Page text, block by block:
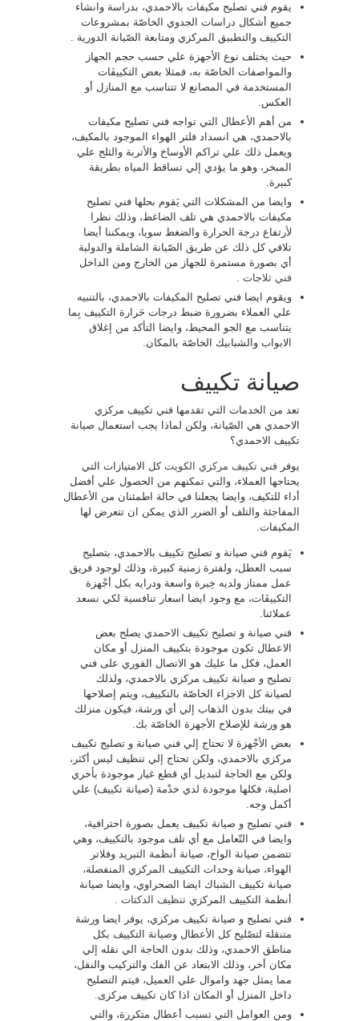
يقوم فني تصليح مكيفات بالاحمدي، بدراسة وانشاء
جميع أشكال دراسات الجدوي الخاصّة بمشروعات
التكييف والتطبيق المركزي ومتابعة الصّيانة الدورية .
حيث يختلف نوع الأجهزة علي حسب حجم الجهاز
والمواصفات الخاصّة به، فمثلا بعض التكييفَات
المستخدمة في المصانع لا تتناسب مع المنازل أو
العكس.
من أهم الأعطال التي تواجه فني تصليح مكيفات
بالاحمدي، هي انسداد فلتر الهواء الموجود بالمكيف،
ويعمل ذلك علي تراكم الأوساخ والأتربة والثلج علي
المبخر، وهو ما يؤدي إلي تساقط المياه بطريقة
كبيرة.
وايضا من المشكلات التي يَقوم بحلها فني تصليح
مكيفات بالاحمدي هي تلف الضاغط، وذلك نظرا
لأرتفاع درجة الحرارة والضغط سويا، ويمكننا أيضا
تلافي كل ذلك عن طريق الصّيانة الشاملة والدولية
أي بصورة مستمرة للجهاز من الخارج ومن الداخل
فني ثلاجات
ويقوم ايضا فني تصليح المكيفات بالاحمدي، بالتنبيه
علي العملاء بضرورة ضبط درجات حَرارة التكييف بِما
يتناسب مع الجو المحيط، وايضا التأكد من إغلاق
الابواب والشبابيك الخاصّة بالمكان.
صيانة تكييف
تعد من الخدمات التي تقدمها فني تكييف مركزي
الاحمدي هي الصّيانة، ولكن لماذا يجب استعمال صيانة
تكييف الاحمدي؟
يوفر فني تكييف مركزي الكويت كل الامتيازات التي
يحتاجها العملاء، والتي تمكنهم من الحصول علي أفضل
أداء للتكيف، وايضا يجعلنا في حالة اطمئنان من الأعطال
المفاجئة والتلف أو الضرر الذي يمكن ان تتعرض لها
المكيفات.
يَقوم فني صيانة و تصليح تكييف بالاحمدي، بتصليح
سبب العطل، ولفترة زمنية كبيرة، وذلك لوجود فريق
عمل ممتاز ولديه خِبرة واسعة ودرايه بكل أجْهزة
التكييفَات، مع وجود ايضا اسعار تنافسية لكي نسعد
عملائنا.
فني صيانة و تصليح تكييف الاحمدي يصلح بعض
الاعطال تكون موجودة بتكييف المنزل أو مكان
العمل، فكل ما عليك هو الاتصال الفوري على فني
تصليح و صيانة تكييف مركزي بالاحمدي، ولذلك
لصيانة كل الاجزاء الخاصّة بالتكييف، ويتم إصلاحها
في بيتك بدون الذهاب إلي أي ورشة، فيكون منزلك
هو ورشة للإصلاح الأجهزة الخاصّة بك.
بعض الأجْهزة لا تحتاج إلي فني صيانة و تصليح تكييف
مركزي بالاحمدي، ولكن تحتاج إلي تنظيف ليس أكثر،
ولكن مع الحاجة لتبديل أي قطع غيار موجودة بأخري
اصلية، فكلها موجودة لدي خدْمة (صيانة تكييف) علي
أكمل وجه.
فني تصليح و صيانة تكييف يعمل بصورة احترافية،
وايضا في التّعامل مع أي تلف موجود بالتكييف، وهي
تتضمن صيانة الواح، صيانة أنظمة التبريد وفلاتر
الهواء، صيانة وحدات التكييف المركزي المنفصلة،
صيانة تكييف الشباك ايضا الصحراوي، وايضا صيانة
أنظمة التكييف المركزي تنظيف الدكتات
فني تصليح و صيانة تكييف مركزي، يوفر ايضا ورشة
متنقلة لتصْليح كل الأعطال وصيانة التكييف بكل
مناطق الاحمدي، وذلك بدون الحاجة الي نقله إلي
مكان أخر، وذلك الابتعاد عن الفك والتركيب والنقل،
مما يمثل جهد واموال علي العميل، فيتم التصليح
داخل المنزل أو المكان اذا كان تكييف مركزى.
ومن العوامل التي تسبب أعطال متكررة، والتي